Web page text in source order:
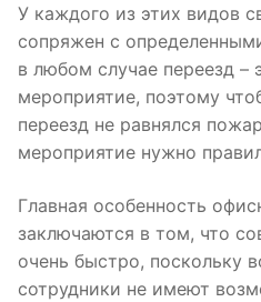
У каждого из этих видов
сопряжен с
в любом случае переезд –
мероприятие, поэтому
переезд не равнялся
мероприятие нужно
Главная особенность
заключаются в том, что
очень быстро, поскольку
сотрудники не имеют